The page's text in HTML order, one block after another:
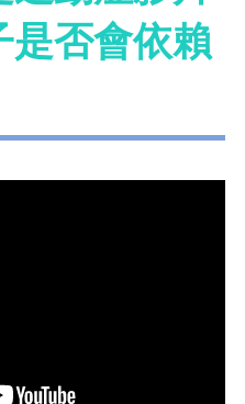
是否會依賴